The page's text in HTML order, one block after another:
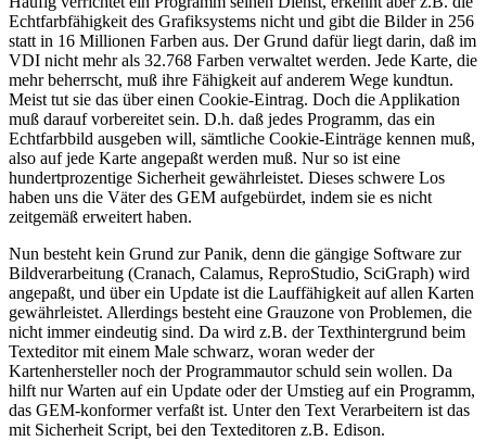
Echtfarbfähigkeit des Grafiksystems nicht und gibt die Bilder in 256
statt in 16 Millionen Farben aus. Der Grund dafür liegt darin, daß im
VDI nicht mehr als 32.768 Farben verwaltet werden. Jede Karte, die
mehr beherrscht, muß ihre Fähigkeit auf anderem Wege kundtun.
Meist tut sie das über einen Cookie-Eintrag. Doch die Applikation
muß darauf vorbereitet sein. D.h. daß jedes Programm, das ein
Echtfarbbild ausgeben will, sämtliche Cookie-Einträge kennen muß,
also auf jede Karte angepaßt werden muß. Nur so ist eine
hundertprozentige Sicherheit gewährleistet. Dieses schwere Los
haben uns die Väter des GEM aufgebürdet, indem sie es nicht
zeitgemäß erweitert haben.
Nun besteht kein Grund zur Panik, denn die gängige Software zur
Bildverarbeitung (Cranach, Calamus, ReproStudio, SciGraph) wird
angepaßt, und über ein Update ist die Lauffähigkeit auf allen Karten
gewährleistet. Allerdings besteht eine Grauzone von Problemen, die
nicht immer eindeutig sind. Da wird z.B. der Texthintergrund beim
Texteditor mit einem Male schwarz, woran weder der
Kartenhersteller noch der Programmautor schuld sein wollen. Da
hilft nur Warten auf ein Update oder der Umstieg auf ein Programm,
das GEM-konformer verfaßt ist. Unter den Text Verarbeitern ist das
mit Sicherheit Script, bei den Texteditoren z.B. Edison.